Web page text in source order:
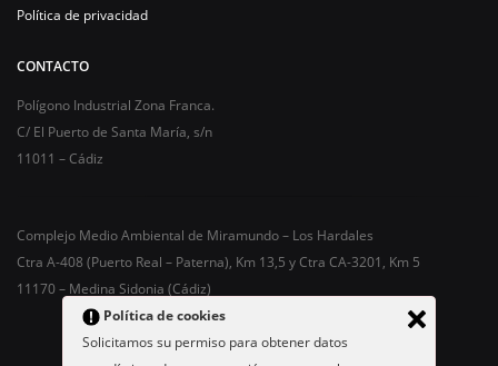
Política de cookies
Solicitamos su permiso para obtener datos
Política de privacidad
CONTACTO
Polígono Industrial Zona Franca.
C/ El Puerto de Santa María, s/n
11011 – Cádiz
Complejo Medio Ambiental de Miramundo – Los Hardales
Ctra A-408 (Puerto Real – Paterna), Km 13,5 y Ctra CA-3201, Km 5
11170 – Medina Sidonia (Cádiz)